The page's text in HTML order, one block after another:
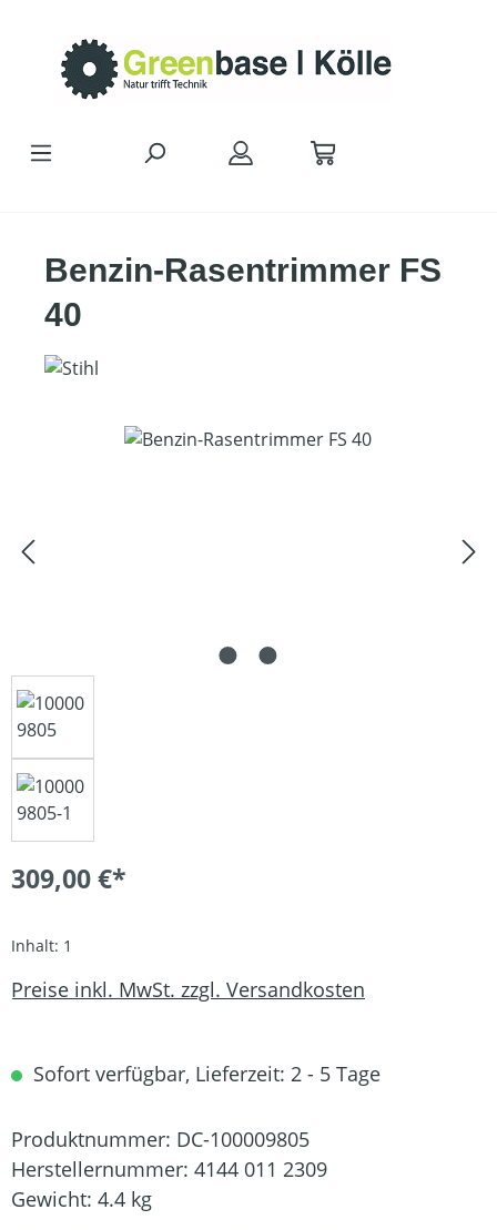
Benzin-Rasentrimmer FS
40
Bildergalerie überspringen
309,00 €*
Inhalt: 1
Preise inkl. MwSt. zzgl. Versandkosten
Sofort verfügbar, Lieferzeit: 2 - 5 Tage
Produktnummer: DC-100009805
Herstellernummer: 4144 011 2309
Gewicht: 4.4 kg